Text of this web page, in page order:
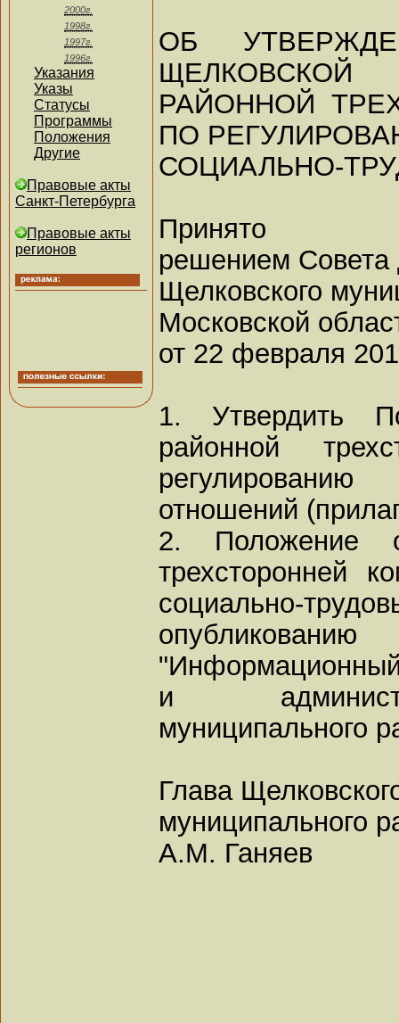
2000г.
1998г.
1997г.
1996г.
Указания
Указы
Статусы
Программы
Положения
Другие
Правовые акты
Санкт-Петербурга
Правовые акты
регионов
ОБ
ЩЕЛКОВСКОЙ
РАЙОННОЙ
ПО
СОЦИАЛЬНО-
Принято
решением Совета
Щелковского
Московской
от 22 февраля
1. Утвердить
районной
отношений
2. Положение
трехсторонней
социально-
"Информационный
и
муниципального
Глава
муниципального
А.М. Ганяев